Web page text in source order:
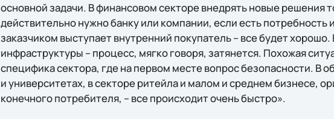
основной задачи. В финансовом секторе внедрять новые решения
действительно нужно банку или компании, если есть потребность
заказчиком выступает внутренний покупатель – все будет
инфраструктуры – процесс, мягко говоря, затянется. Похожая
специфика сектора, где на первом месте вопрос безопасности. В
и университетах, в секторе ритейла и малом и среднем бизнесе,
конечного потребителя, – все происходит очень быстро».